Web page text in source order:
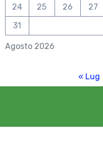
Agosto 2026
24
25 26 27
31
« Lug